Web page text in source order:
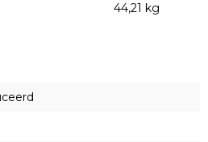
44,21 kg